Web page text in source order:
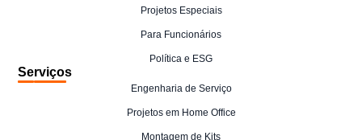
Projetos Especiais
Para Funcionários
Política e ESG
Serviços
Engenharia de Serviço
Projetos em Home Office
Montagem de Kits